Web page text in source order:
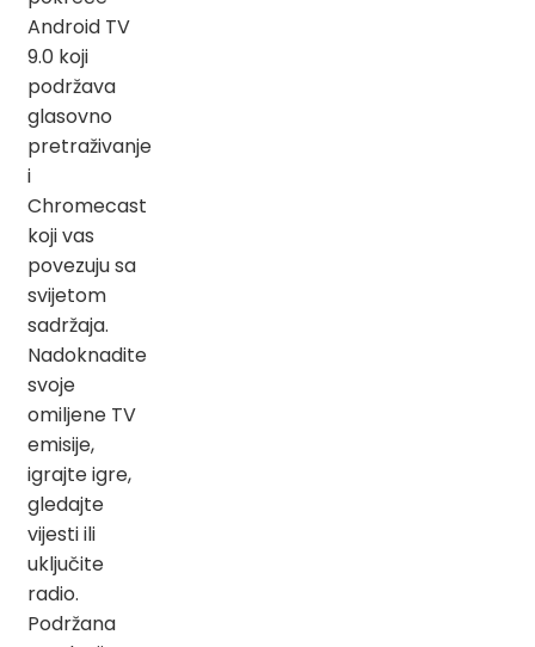
Android TV
9.0 koji
podržava
glasovno
pretraživanje
i
Chromecast
koji vas
povezuju sa
svijetom
sadržaja.
Nadoknadite
svoje
omiljene TV
emisije,
igrajte igre,
gledajte
vijesti ili
uključite
radio.
Podržana